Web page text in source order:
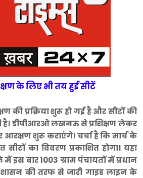
के लिए भी तय हुई सीटें
की प्रक्रिया शुरू हो गई है और सीटों की
है। डीपीआरओ लखनऊ से प्रशिक्षण लेकर
शुरू कराएंगे। चर्चा है कि मार्च के
सीटों का विवरण प्रकाशित होगा। यहा
इस बार 1003 ग्राम पंचायतों में प्रधान
शासन की तरफ से जारी गाइड लाइन के